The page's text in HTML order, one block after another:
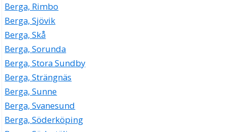
Berga, Rimbo
Berga, Sjövik
Berga, Skå
Berga, Sorunda
Berga, Stora Sundby
Berga, Strängnäs
Berga, Sunne
Berga, Svanesund
Berga, Söderköping